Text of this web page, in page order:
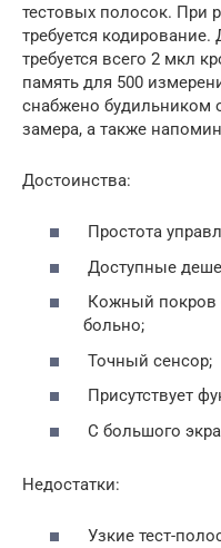
тестовых полосок. При
требуется
требуется всего 2 мкл
память для 500
снабжено будильником
замера, а также
Достоинства:
Простота
Доступные
Кожный покров
больно;
Точный сенсор;
Присутствует
С большого
Недостатки:
Узкие тест-